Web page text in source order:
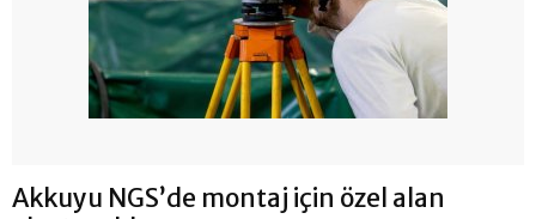
Akkuyu NGS’de montaj için özel alan